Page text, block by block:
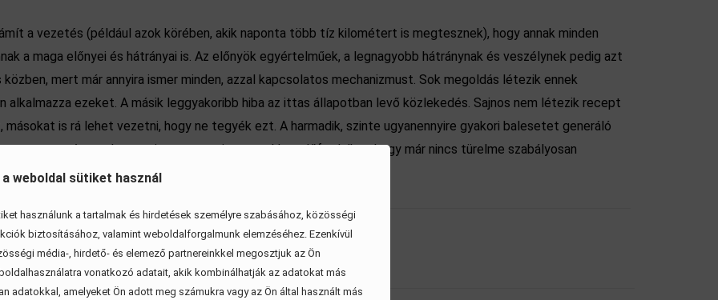
a weboldal sütiket használ
használunk a tartalmak és hirdetések személyre szabásához, közösségi
biztosításához, valamint weboldalforgalmunk elemzéséhez. Ezenkívül
média-, hirdető- és elemező partnereinkkel megosztjuk az Ön
vonatkozó adatait, akik kombinálhatják az adatokat más
adatokkal, amelyeket Ön adott meg számukra vagy az Ön által használt más
a vezetés (például azok körében, akik naponta több tíz kilométert is megtesznek), hogy annak minden
a maga előnyei és hátrányai is. Az előnyök egyértelműek, a legnagyobb hátránynak és veszélynek pedig azt
mert már annyira ismer minden, azzal kapcsolatos mechanizmust. Sok megoldás létezik ennek
alkalmazza ezeket. A másik leggyakoribb hiba az ittas állapotban levő közlekedés. Sajnos nem létezik recept
is rá lehet vezetni, hogy ne tegyék ezt. A harmadik, szinte ugyanennyire gyakori balesetet generáló
az útvonalat teszi meg nap mint nap, akkor előfordulhat, hogy már nincs türelme szabályosan
hogy hazaérjen), és ezzel balesetet generál.